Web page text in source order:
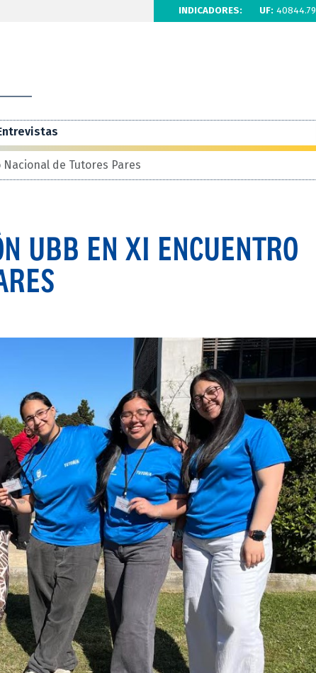
INDICADORES: UF: 40844.79
de Tutores Pares
UBB EN XI ENCUENTRO